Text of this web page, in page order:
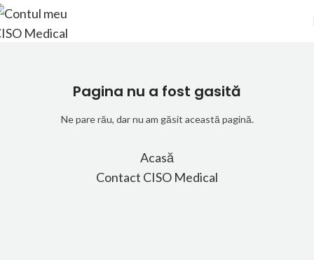
Pagina nu a fost gasită
Ne pare rău, dar nu am găsit această pagină.
Acasă
Contact CISO Medical